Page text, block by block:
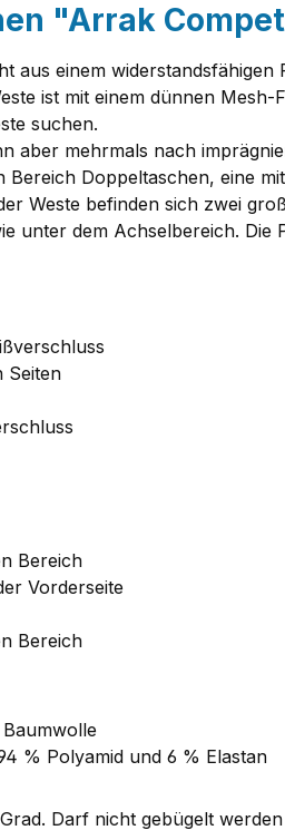
"Arrak
aus einem
ist mit einem dünnen
suchen.
aber mehrmals nach
Doppeltaschen, eine
Weste befinden sich zwei
unter dem Achselbereich.
Seiten
Bereich
Vorderseite
Bereich
% Polyamid und 6 % Elastan
Darf nicht gebügelt